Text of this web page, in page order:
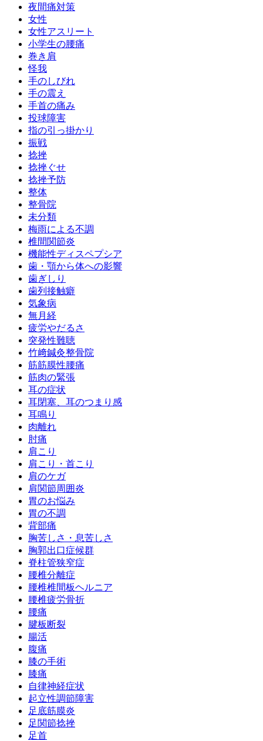
夜間痛対策
女性
女性アスリート
小学生の腰痛
巻き肩
怪我
手のしびれ
手の震え
手首の痛み
投球障害
指の引っ掛かり
振戦
捻挫
捻挫ぐせ
捻挫予防
整体
整骨院
未分類
梅雨による不調
椎間関節炎
機能性ディスペプシア
歯・顎から体への影響
歯ぎしり
歯列接触癖
気象病
無月経
疲労やだるさ
突発性難聴
竹﨑鍼灸整骨院
筋筋膜性腰痛
筋肉の緊張
耳の症状
耳閉塞、耳のつまり感
耳鳴り
肉離れ
肘痛
肩こり
肩こり・首こり
肩のケガ
肩関節周囲炎
胃のお悩み
胃の不調
背部痛
胸苦しさ・息苦しさ
胸郭出口症候群
脊柱管狭窄症
腰椎分離症
腰椎椎間板ヘルニア
腰椎疲労骨折
腰痛
腱板断裂
腸活
腹痛
膝の手術
膝痛
自律神経症状
起立性調節障害
足底筋膜炎
足関節捻挫
足首